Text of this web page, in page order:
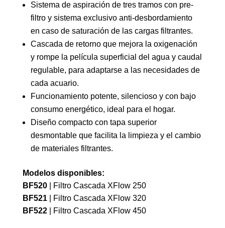
Sistema de aspiración de tres tramos con pre-
filtro y sistema exclusivo anti-desbordamiento
en caso de saturación de las cargas filtrantes.
Cascada de retorno que mejora la oxigenación
y rompe la película superficial del agua y caudal
regulable, para adaptarse a las necesidades de
cada acuario.
Funcionamiento potente, silencioso y con bajo
consumo energético, ideal para el hogar.
Diseño compacto con tapa superior
desmontable que facilita la limpieza y el cambio
de materiales filtrantes.
Modelos disponibles:
BF520| Filtro Cascada XFlow 250
BF521| Filtro Cascada XFlow 320
BF522| Filtro Cascada XFlow 450